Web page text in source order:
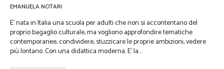
EMANUELA NOTARI
E’ nata in Italia una scuola per adulti che non si accontentano del
proprio bagaglio culturale, ma vogliono approfondire tematiche
contemporanee, condividere, stuzzicare le proprie ambizioni, vedere
più lontano. Con una didattica moderna. E’ la...